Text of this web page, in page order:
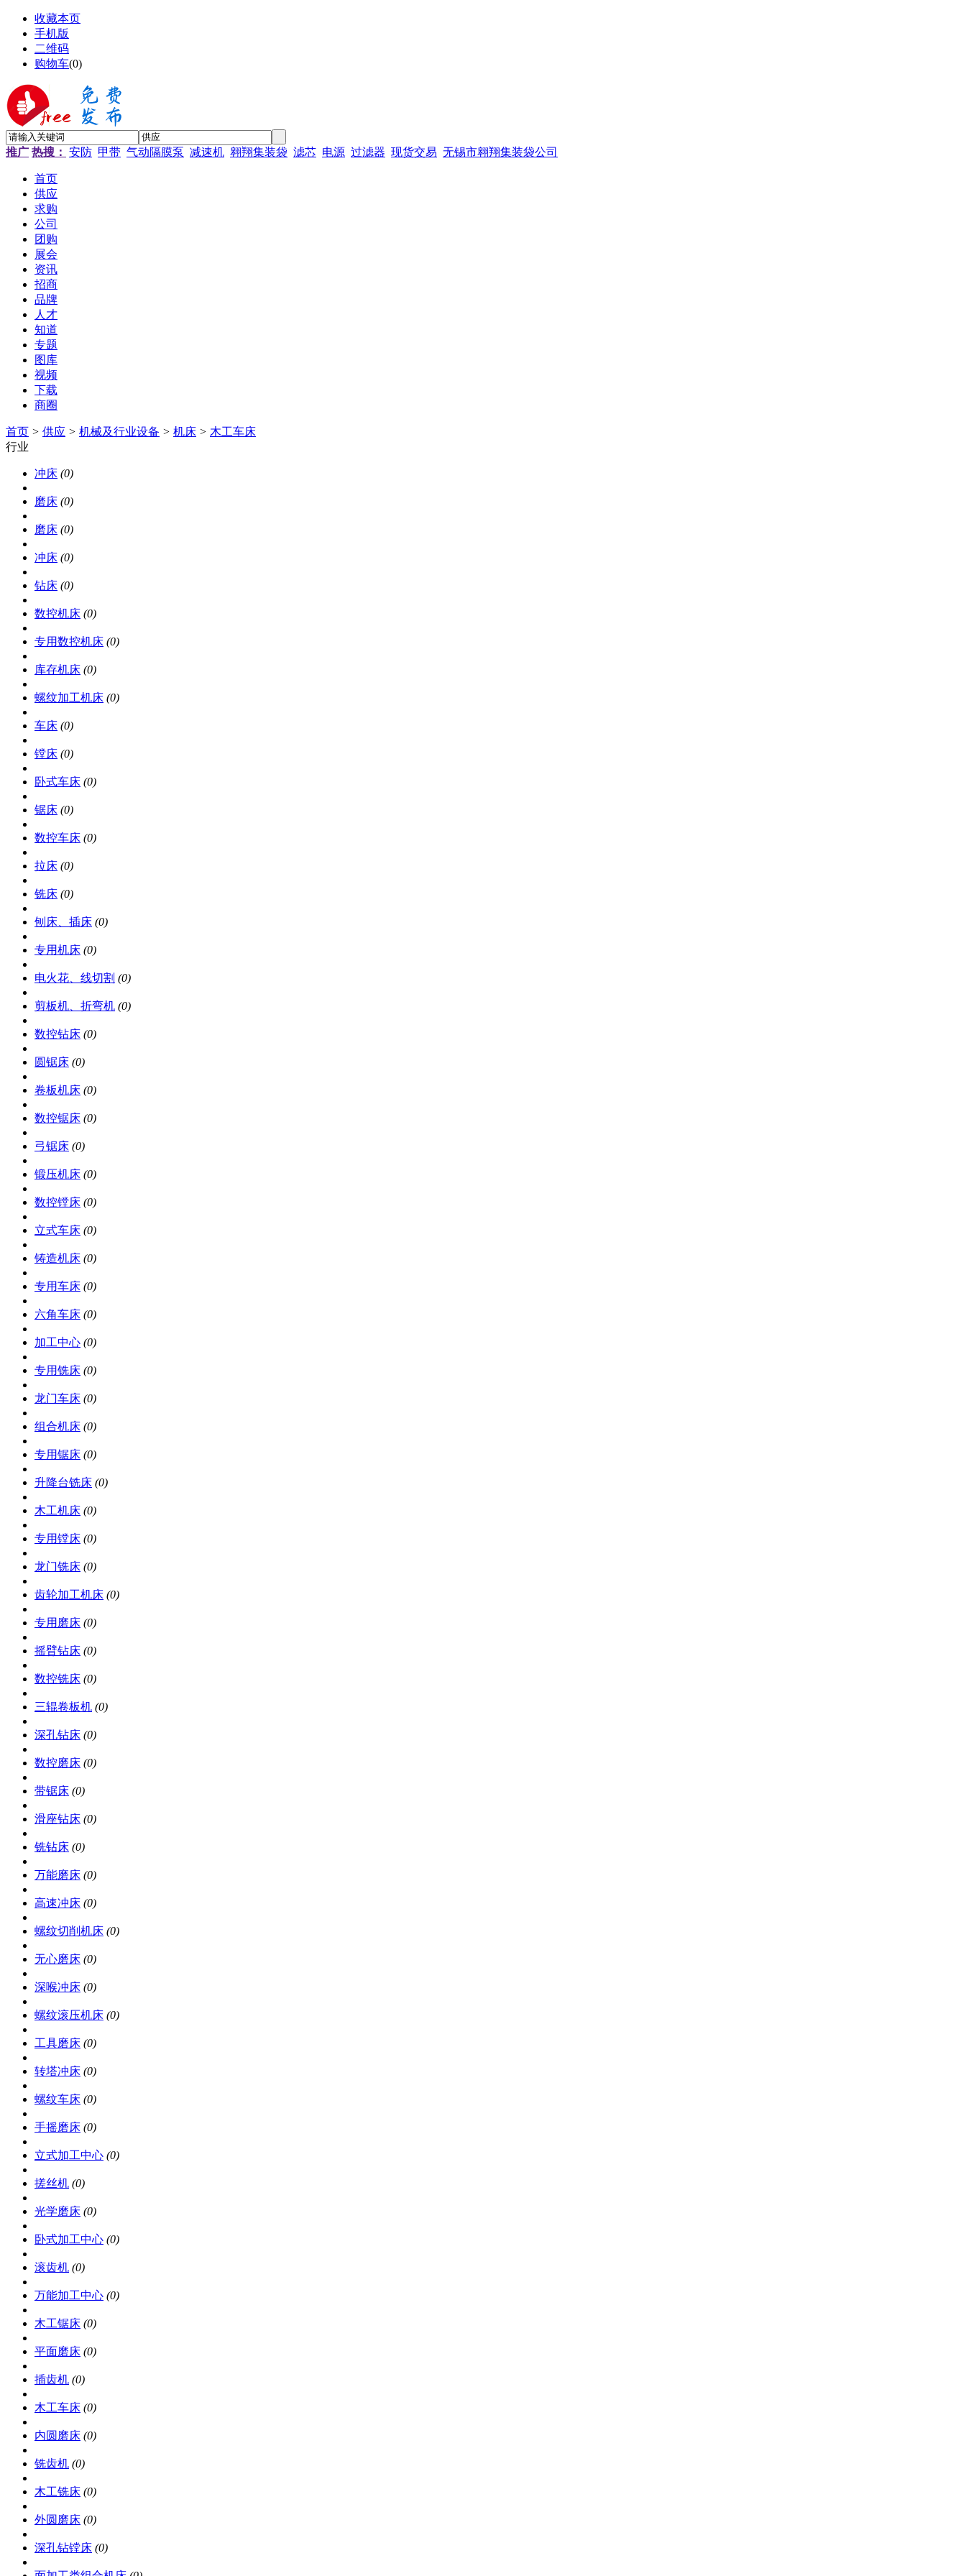
收藏本页
手机版
二维码
购物车(0)
推广 热搜： 安防 甲带 气动隔膜泵 减速机 翱翔集装袋 滤芯 电源 过滤器 现货交易 无锡市翱翔集装袋公司
首页
供应
求购
公司
团购
展会
资讯
招商
品牌
人才
知道
专题
图库
视频
下载
商圈
首页 > 供应 > 机械及行业设备 > 机床 > 木工车床
行业
冲床 (0)
磨床 (0)
磨床 (0)
冲床 (0)
钻床 (0)
数控机床 (0)
专用数控机床 (0)
库存机床 (0)
螺纹加工机床 (0)
车床 (0)
镗床 (0)
卧式车床 (0)
锯床 (0)
数控车床 (0)
拉床 (0)
铣床 (0)
刨床、插床 (0)
专用机床 (0)
电火花、线切割 (0)
剪板机、折弯机 (0)
数控钻床 (0)
圆锯床 (0)
卷板机床 (0)
数控锯床 (0)
弓锯床 (0)
锻压机床 (0)
数控镗床 (0)
立式车床 (0)
铸造机床 (0)
专用车床 (0)
六角车床 (0)
加工中心 (0)
专用铣床 (0)
龙门车床 (0)
组合机床 (0)
专用锯床 (0)
升降台铣床 (0)
木工机床 (0)
专用镗床 (0)
龙门铣床 (0)
齿轮加工机床 (0)
专用磨床 (0)
摇臂钻床 (0)
数控铣床 (0)
三辊卷板机 (0)
深孔钻床 (0)
数控磨床 (0)
带锯床 (0)
滑座钻床 (0)
铣钻床 (0)
万能磨床 (0)
高速冲床 (0)
螺纹切削机床 (0)
无心磨床 (0)
深喉冲床 (0)
螺纹滚压机床 (0)
工具磨床 (0)
转塔冲床 (0)
螺纹车床 (0)
手摇磨床 (0)
立式加工中心 (0)
搓丝机 (0)
光学磨床 (0)
卧式加工中心 (0)
滚齿机 (0)
万能加工中心 (0)
木工锯床 (0)
平面磨床 (0)
插齿机 (0)
木工车床 (0)
内圆磨床 (0)
铣齿机 (0)
木工铣床 (0)
外圆磨床 (0)
深孔钻镗床 (0)